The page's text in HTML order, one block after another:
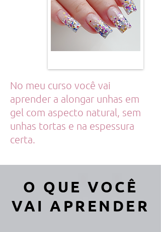
No meu curso você vai
aprender a alongar unhas em
gel com aspecto natural, sem
unhas tortas e na espessura
certa.
O QUE VOCÊ
VAI APRENDER